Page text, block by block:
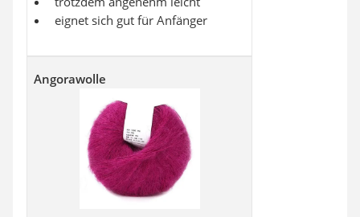
eignet sich gut für Anfänger
Angorawolle